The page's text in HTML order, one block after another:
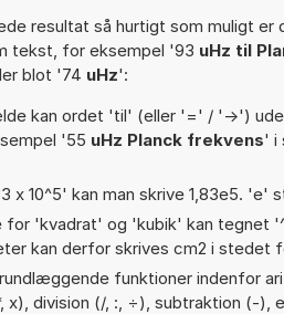
resultat så hurtigt som muligt
tekst, for eksempel '93 uHz til
blot '74 uHz':
kan ordet 'til' (eller '=' / '->')
'55 uHz Planck frekvens' i
x 10^5' kan man skrive 1,83e5. 'e'
for 'kvadrat' og 'kubik' kan tegnet
kan derfor skrives cm2 i stedet
funktioner indenfor
x), division (/, :, ÷), subtraktion (-),